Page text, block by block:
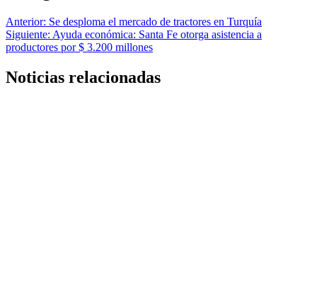
Anterior: Se desploma el mercado de tractores en Turquía
Siguiente: Ayuda económica: Santa Fe otorga asistencia a
productores por $ 3.200 millones
Noticias relacionadas